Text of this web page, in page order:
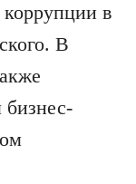
коррупции в
В